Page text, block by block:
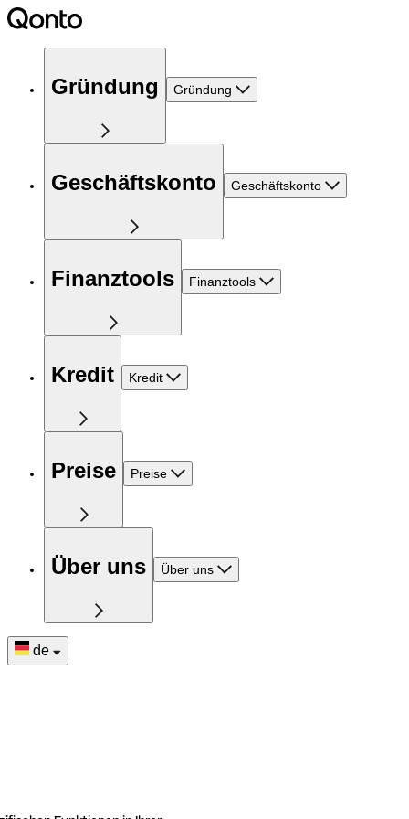
Gründung Gründung
Geschäftskonto Geschäftskonto
Finanztools Finanztools
Kredit Kredit
Preise Preise
Über uns Über uns
de